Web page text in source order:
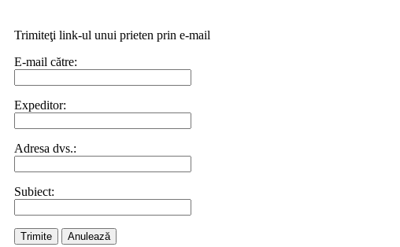
Trimiteţi link-ul unui prieten prin e-mail
E-mail către:
Expeditor:
Adresa dvs.:
Subiect:
Trimite Anulează